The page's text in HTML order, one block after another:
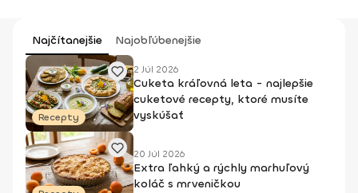
Najčítanejšie Najobľúbenejšie
Recepty
2 Júl 2026
Cuketa kráľovná leta - najlepšie
cuketové recepty, ktoré musíte
vyskúšať
20 Júl 2026
Extra ľahký a rýchly marhuľový
koláč s mrveničkou